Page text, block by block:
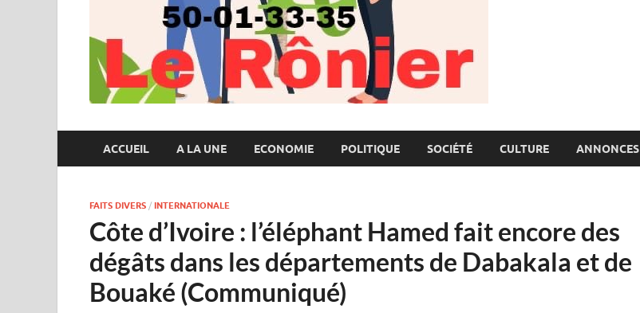
ACCUEIL A LA UNE ECONOMIE POLITIQUE SOCIÉTÉ CULTURE ANNONCES
FAITS DIVERS / INTERNATIONALE
Côte d’Ivoire : l’éléphant Hamed fait encore des
dégâts dans les départements de Dabakala et de
Bouaké (Communiqué)